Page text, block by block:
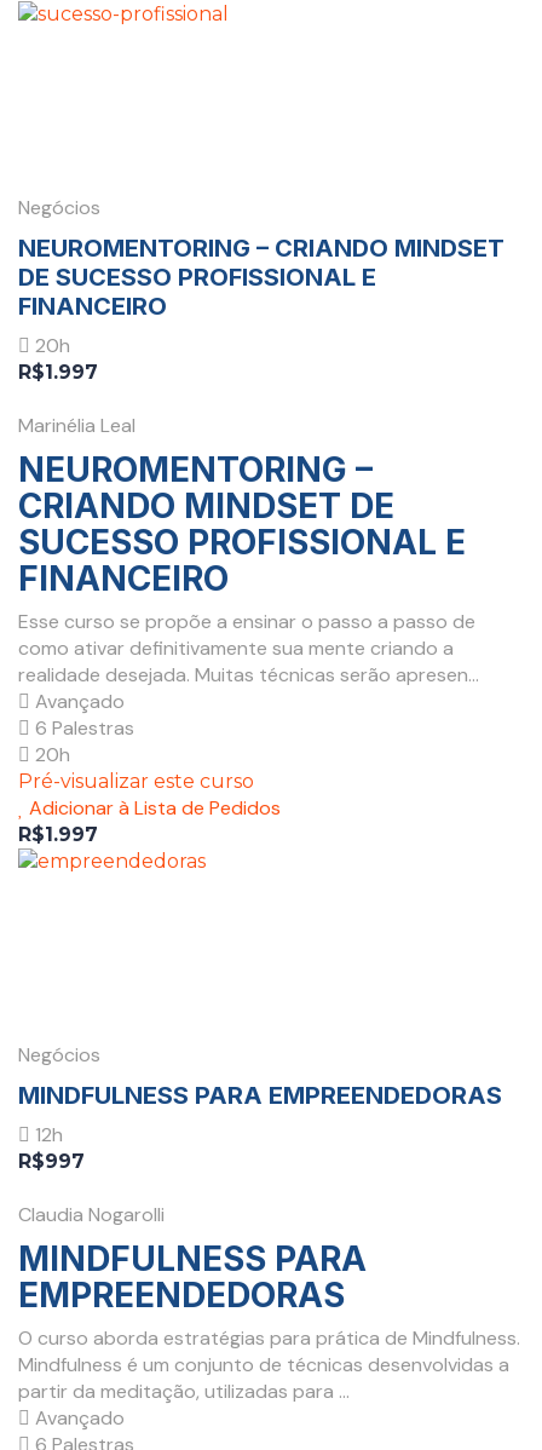
Negócios
NEUROMENTORING – CRIANDO MINDSET
DE SUCESSO PROFISSIONAL E
FINANCEIRO
20h
R$1.997
Marinélia Leal
NEUROMENTORING –
CRIANDO MINDSET DE
SUCESSO PROFISSIONAL E
FINANCEIRO
Esse curso se propõe a ensinar o passo a passo de
como ativar definitivamente sua mente criando a
realidade desejada. Muitas técnicas serão apresen...
Avançado
6 Palestras
20h
Pré-visualizar este curso
Adicionar à Lista de Pedidos
R$1.997
Negócios
MINDFULNESS PARA EMPREENDEDORAS
12h
R$997
Claudia Nogarolli
MINDFULNESS PARA
EMPREENDEDORAS
O curso aborda estratégias para prática de Mindfulness.
Mindfulness é um conjunto de técnicas desenvolvidas a
partir da meditação, utilizadas para ...
Avançado
6 Palestras